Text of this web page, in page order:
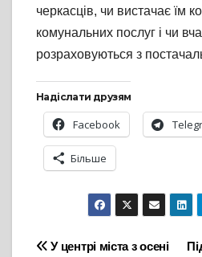
черкасців, чи вистачає їм
комунальних послуг і чи
розраховуються з
Надіслати друзям
Facebook
Більше
У центрі міста з осені